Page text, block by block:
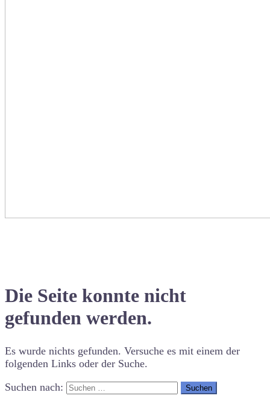
Die Seite konnte nicht
gefunden werden.
Es wurde nichts gefunden. Versuche es mit einem der
folgenden Links oder der Suche.
Suchen nach: